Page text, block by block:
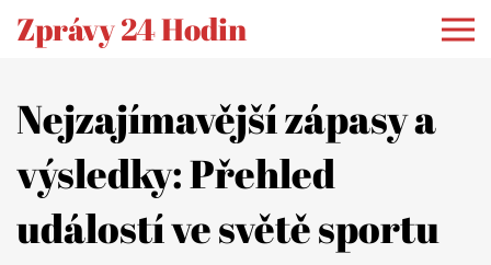
Zprávy 24 Hodin
Nejzajímavější zápasy a
výsledky: Přehled
událostí ve světě sportu